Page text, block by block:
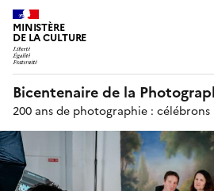
MINISTÈRE
DE LA CULTURE
Bicentenaire de la
200 ans de photographie : célébrons